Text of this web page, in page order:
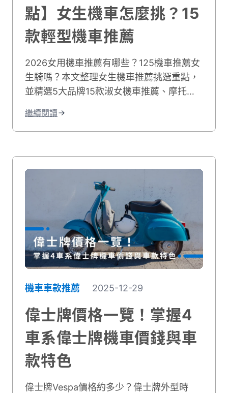
點】女生機車怎麼挑？15
款輕型機車推薦
2026女用機車推薦有哪些？125機車推薦女
生騎嗎？本文整理女生機車推薦挑選重點，
並精選5大品牌15款淑女機車推薦、摩托車
比較，讓妳輕鬆找到適合女生的機車！
繼續閱讀
機車車款推薦 2025-12-29
偉士牌價格一覽！掌握4
車系偉士牌機車價錢與車
款特色
偉士牌Vespa價格約多少？偉士牌外型時